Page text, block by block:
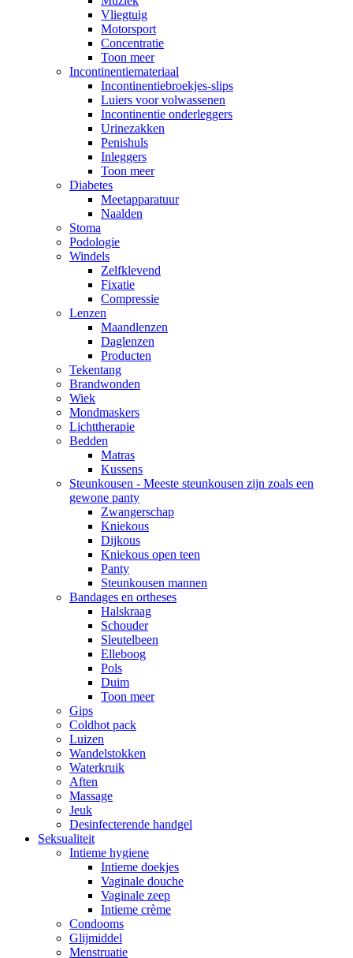
Vliegtuig
Motorsport
Concentratie
Toon meer
Incontinentiemateriaal
Incontinentiebroekjes-slips
Luiers voor volwassenen
Incontinentie onderleggers
Urinezakken
Penishuls
Inleggers
Toon meer
Diabetes
Meetapparatuur
Naalden
Stoma
Podologie
Windels
Zelfklevend
Fixatie
Compressie
Lenzen
Maandlenzen
Daglenzen
Producten
Tekentang
Brandwonden
Wiek
Mondmaskers
Lichttherapie
Bedden
Matras
Kussens
Steunkousen - Meeste steunkousen zijn zoals een
gewone panty
Zwangerschap
Kniekous
Dijkous
Kniekous open teen
Panty
Steunkousen mannen
Bandages en ortheses
Halskraag
Schouder
Sleutelbeen
Elleboog
Pols
Duim
Toon meer
Gips
Coldhot pack
Luizen
Wandelstokken
Waterkruik
Aften
Massage
Jeuk
Desinfecterende handgel
Seksualiteit
Intieme hygiene
Intieme doekjes
Vaginale douche
Vaginale zeep
Intieme crème
Condooms
Glijmiddel
Menstruatie